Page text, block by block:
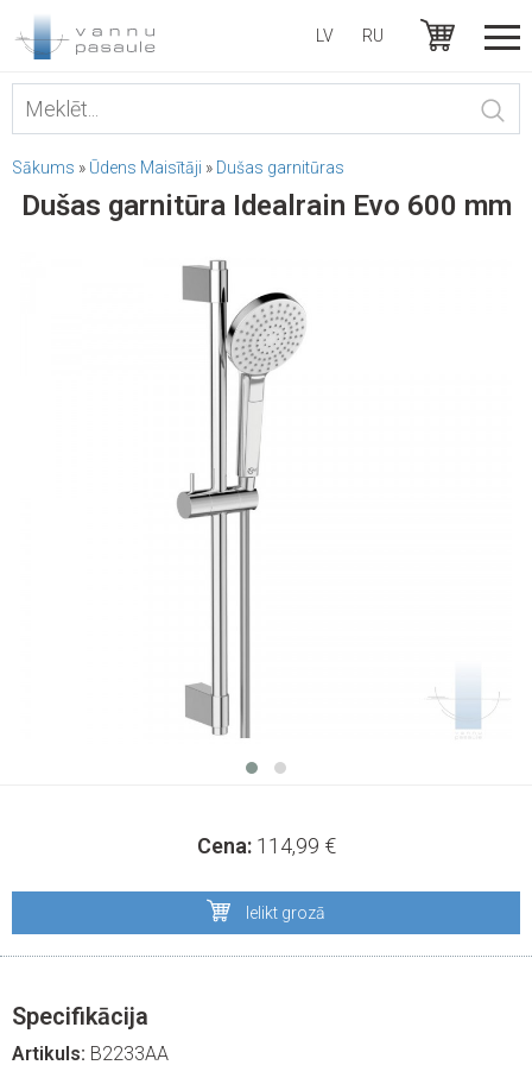
LV RU
Sākums » Ūdens Maisītāji » Dušas garnitūras
Dušas garnitūra Idealrain Evo 600 mm
Cena: 114,99 €
Ielikt grozā
Specifikācija
Artikuls: B2233AA